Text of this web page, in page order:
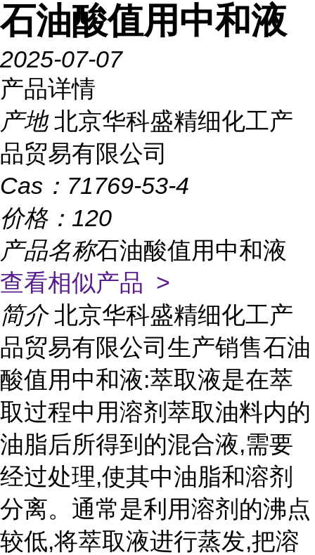
石油酸值用中和液
2025-07-07
产品详情
产地 北京华科盛精细化工产
品贸易有限公司
Cas： 71769-53-4
价格： 120
产品名称石油酸值用中和液
查看相似产品 >
简介 北京华科盛精细化工产
品贸易有限公司生产销售石油
酸值用中和液:萃取液是在萃
取过程中用溶剂萃取油料内的
油脂后所得到的混合液,需要
经过处理,使其中油脂和溶剂
分离。通常是利用溶剂的沸点
较低,将萃取液进行蒸发,把溶